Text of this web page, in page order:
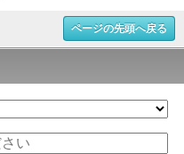
ページの先頭へ戻る